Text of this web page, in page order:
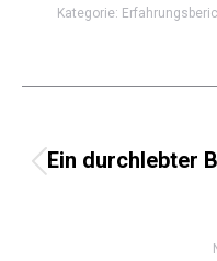
Kategorie:
Ein durchlebter